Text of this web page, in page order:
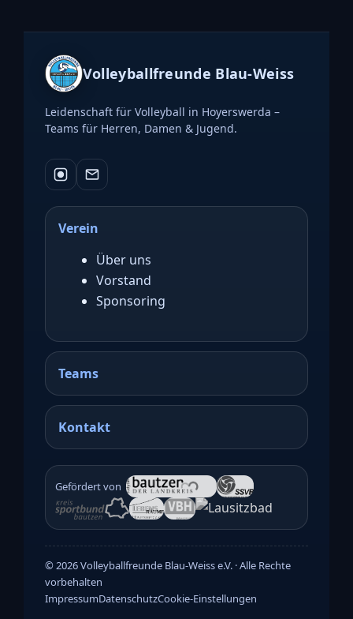
Volleyballfreunde Blau-Weiss
Leidenschaft für Volleyball in Hoyerswerda –
Teams für Herren, Damen & Jugend.
Verein
Über uns
Vorstand
Sponsoring
Teams
Kontakt
Gefördert von
©2026Volleyballfreunde Blau-Weiss e.V. · Alle Rechte
vorbehalten
ImpressumDatenschutzCookie-Einstellungen